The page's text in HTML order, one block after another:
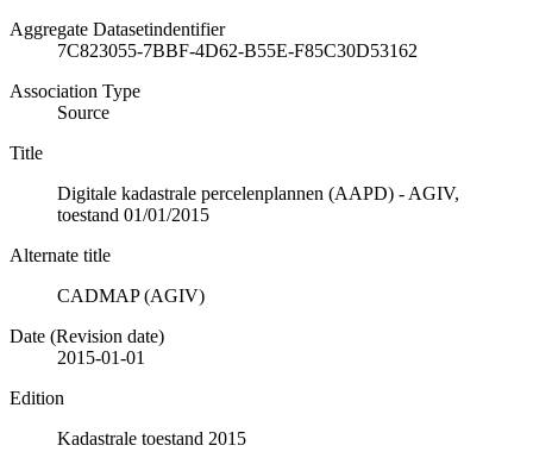
Aggregate Datasetindentifier
7C823055-7BBF-4D62-B55E-F85C30D53162
Association Type
Source
Title
Digitale kadastrale percelenplannen (AAPD) - AGIV,
toestand 01/01/2015
Alternate title
CADMAP (AGIV)
Date (Revision date)
2015-01-01
Edition
Kadastrale toestand 2015